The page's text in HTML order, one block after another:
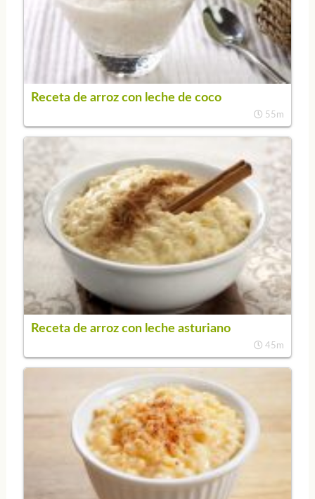
Receta de arroz con leche de coco
55m
Receta de arroz con leche asturiano
45m